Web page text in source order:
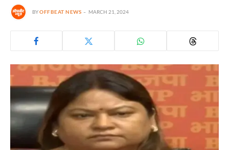
BYOFFBEAT NEWS MARCH 21, 2024